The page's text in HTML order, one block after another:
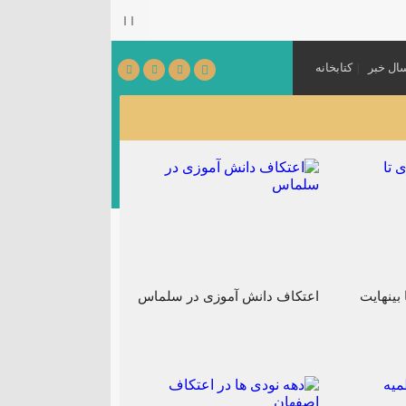
می‌شود. [ ۱۴۰۵٫۰۳٫۳۱ ]
خبر کتابخانه
اعتکاف دانش آموزی در سلماس